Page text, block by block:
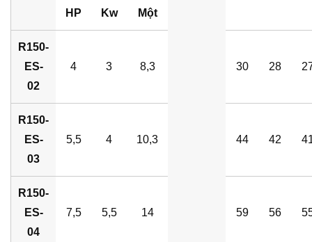
HP Kw Một
R150-
ES-
02
4 3 8,3 30 28
R150-
ES-
03
5,5 4 10,3 44 42
R150-
ES-
04
7,5 5,5 14 59 56